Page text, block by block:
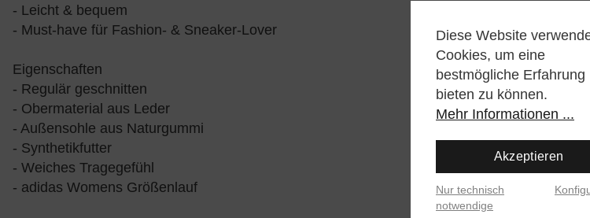
- Leicht & bequem
- Must-have für Fashion- & Sneaker-Lover
Eigenschaften
- Regulär geschnitten
- Obermaterial aus Leder
- Außensohle aus Naturgummi
- Synthetikfutter
- Weiches Tragegefühl
- adidas Womens Größenlauf
Diese Website
Cookies, um eine
bestmögliche Erfahrung
bieten zu können.
Mehr Informationen ...
Akzeptieren
Nur technisch
notwendige